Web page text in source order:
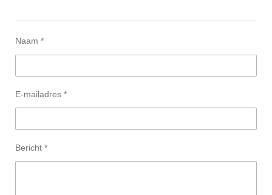
Naam *
E-mailadres *
Bericht *